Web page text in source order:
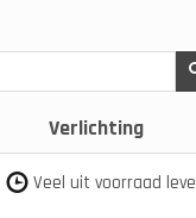
Verlichting
Veel uit voorraad